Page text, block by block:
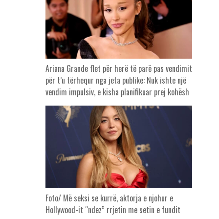
Ariana Grande flet për herë të parë pas vendimit
për t’u tërhequr nga jeta publike: Nuk ishte një
vendim impulsiv, e kisha planifikuar prej kohësh
Foto/ Më seksi se kurrë, aktorja e njohur e
Hollywood-it “ndez” rrjetin me setin e fundit